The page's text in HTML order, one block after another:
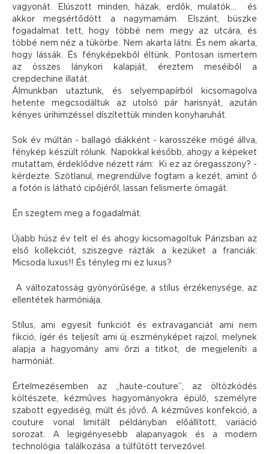
vagyonát. Elúszott minden, házak, erdők, mulatók... és
akkor megsértődött a nagymamám. Elszánt, büszke
fogadalmat tett, hogy többé nem megy az utcára, és
többé nem néz a tükörbe. Nem akarta látni. És nem akarta,
hogy lássák. És fényképekből éltünk. Pontosan ismertem
az összes lánykori kalapját, éreztem meséiből a
crepdechine illatát.
Álmunkban utaztunk, és selyempapírból kicsomagolva
hetente megcsodáltuk az utolsó pár harisnyát, azután
kényes úrihimzéssel díszítettük minden konyharuhát.
Sok év múltán - ballagó diákként - karosszéke mögé állva,
fénykép készült rólunk. Napokkal később, ahogy a képeket
mutattam, érdeklődve nézett rám: Ki ez az öregasszony? -
kérdezte. Szótlanul, megrendülve fogtam a kezét, amint ő
a fotón is látható cipőjéről, lassan felismerte ömagát.
Én szegtem meg a fogadalmát.
Újabb húsz év telt el és ahogy kicsomagoltuk Párizsban az
első kollekciót, sziszegve rázták a kezüket a franciák:
Micsoda luxus!! És tényleg mi ez luxus?
A változatosság gyönyörűsége, a stílus érzékenysége, az
ellentétek harmóniája.
Stílus, ami egyesít funkciót és extravaganciát ami nem
fikció, ígér és teljesít ami új eszményképet rajzol, melynek
alapja a hagyomány ami őrzi a titkot, de megjeleníti a
harmóniát.
Értelmezésemben az „haute-couture”, az öltözködés
költészete, kézműves hagyományokra épülő, személyre
szabott egyediség, múlt és jővő. A kézműves konfekció, a
couture vonal limitált példányban előállított, variáció
sorozat. A legigényesebb alapanyagok és a modern
technológia találkozása a túlfűtött tervezővel.